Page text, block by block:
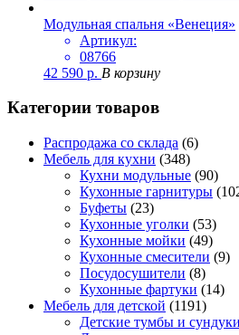
Модульная спальня «Венеция»
Артикул:
08766
42 590 р. В корзину
Категории товаров
Распродажа со склада (6)
Мебель для кухни (348)
Кухни модульные (90)
Кухонные гарнитуры
Буфеты (23)
Кухонные уголки (53)
Кухонные мойки (49)
Кухонные смесители (9)
Посудосушители (8)
Кухонные фартуки (14)
Мебель для детской (1191)
Детские тумбы и сундуки